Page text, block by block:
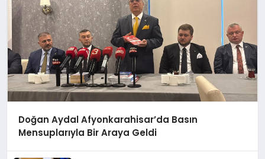
Doğan Aydal Afyonkarahisar’da Basın
Mensuplarıyla Bir Araya Geldi